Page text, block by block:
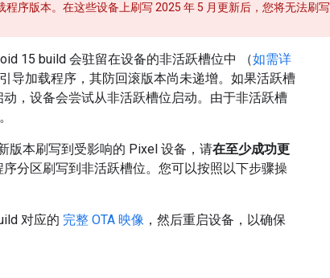
序版本。在这些设备上刷写 2025 年 5 月更新后，您将无法刷写
15 build 会驻留在设备的非活跃槽位中 （如需详
导加载程序，其防回滚版本尚未递增。如果活跃槽
，设备会尝试从非活跃槽位启动。由于非活跃槽
版本刷写到受影响的 Pixel 设备，请在至少成功更
序分区刷写到非活跃槽位。您可以按照以下步骤操
对应的 完整 OTA 映像 ，然后重启设备，以确保